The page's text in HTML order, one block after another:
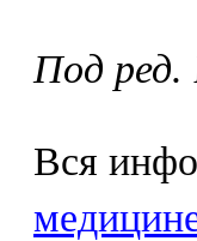
Под ред.
Вся